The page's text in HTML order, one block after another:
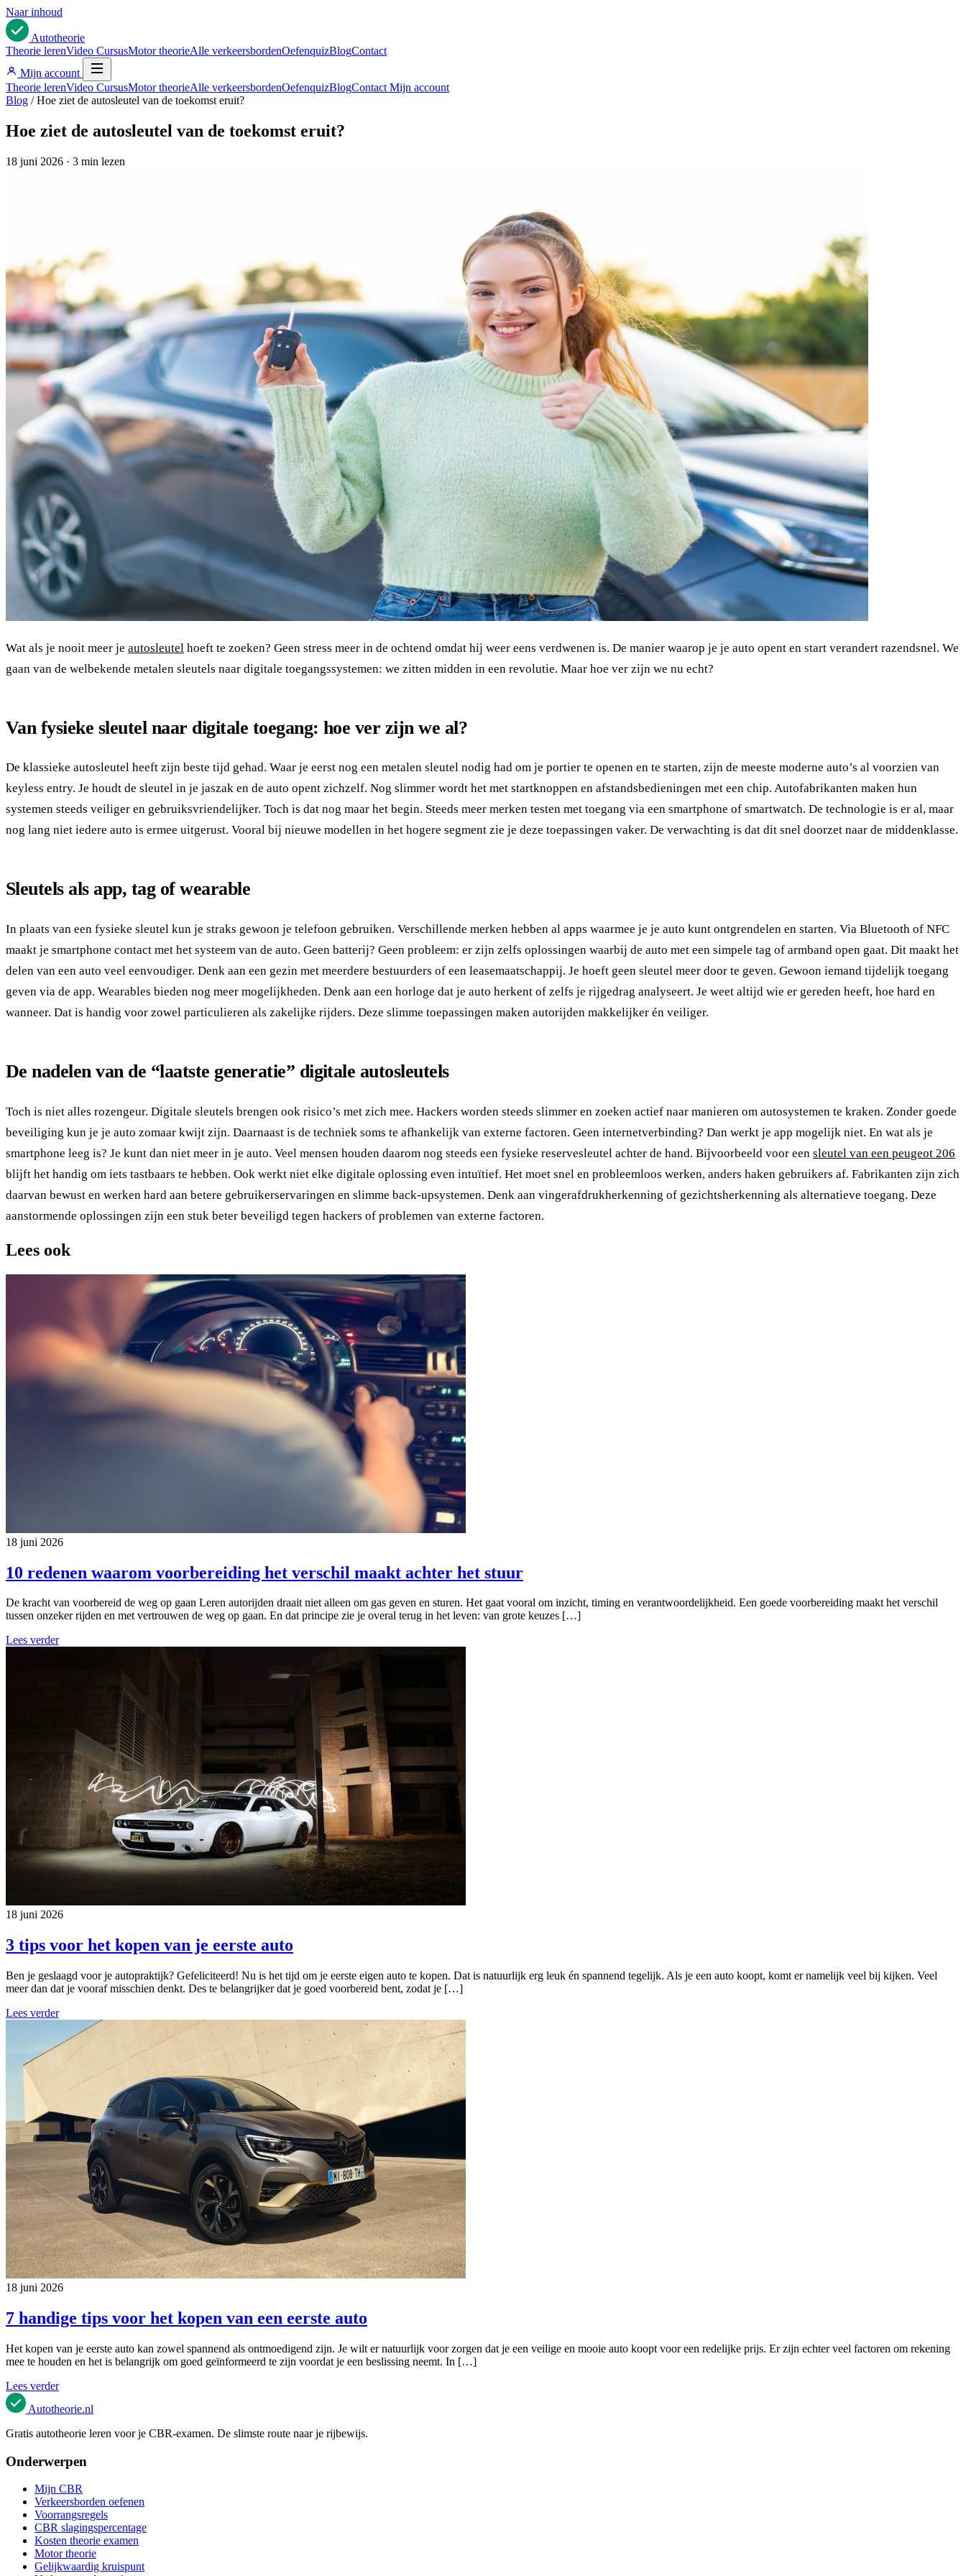
Naar inhoud
Autotheorie
Theorie lerenVideo CursusMotor theorieAlle verkeersbordenOefenquizBlogContact
Mijn account
Theorie lerenVideo CursusMotor theorieAlle verkeersbordenOefenquizBlogContact Mijn account
Blog / Hoe ziet de autosleutel van de toekomst eruit?
Hoe ziet de autosleutel van de toekomst eruit?
18 juni 2026 · 3 min lezen
Wat als je nooit meer je autosleutel hoeft te zoeken? Geen stress meer in de ochtend omdat hij weer eens verdwenen is. De manier waarop je je auto opent en start verandert razendsnel. We
gaan van de welbekende metalen sleutels naar digitale toegangssystemen: we zitten midden in een revolutie. Maar hoe ver zijn we nu echt?
Van fysieke sleutel naar digitale toegang: hoe ver zijn we al?
De klassieke autosleutel heeft zijn beste tijd gehad. Waar je eerst nog een metalen sleutel nodig had om je portier te openen en te starten, zijn de meeste moderne auto’s al voorzien van
keyless entry. Je houdt de sleutel in je jaszak en de auto opent zichzelf. Nog slimmer wordt het met startknoppen en afstandsbedieningen met een chip. Autofabrikanten maken hun
systemen steeds veiliger en gebruiksvriendelijker. Toch is dat nog maar het begin. Steeds meer merken testen met toegang via een smartphone of smartwatch. De technologie is er al, maar
nog lang niet iedere auto is ermee uitgerust. Vooral bij nieuwe modellen in het hogere segment zie je deze toepassingen vaker. De verwachting is dat dit snel doorzet naar de middenklasse.
Sleutels als app, tag of wearable
In plaats van een fysieke sleutel kun je straks gewoon je telefoon gebruiken. Verschillende merken hebben al apps waarmee je je auto kunt ontgrendelen en starten. Via Bluetooth of NFC
maakt je smartphone contact met het systeem van de auto. Geen batterij? Geen probleem: er zijn zelfs oplossingen waarbij de auto met een simpele tag of armband open gaat. Dit maakt het
delen van een auto veel eenvoudiger. Denk aan een gezin met meerdere bestuurders of een leasemaatschappij. Je hoeft geen sleutel meer door te geven. Gewoon iemand tijdelijk toegang
geven via de app. Wearables bieden nog meer mogelijkheden. Denk aan een horloge dat je auto herkent of zelfs je rijgedrag analyseert. Je weet altijd wie er gereden heeft, hoe hard en
wanneer. Dat is handig voor zowel particulieren als zakelijke rijders. Deze slimme toepassingen maken autorijden makkelijker én veiliger.
De nadelen van de “laatste generatie” digitale autosleutels
Toch is niet alles rozengeur. Digitale sleutels brengen ook risico’s met zich mee. Hackers worden steeds slimmer en zoeken actief naar manieren om autosystemen te kraken. Zonder goede
beveiliging kun je je auto zomaar kwijt zijn. Daarnaast is de techniek soms te afhankelijk van externe factoren. Geen internetverbinding? Dan werkt je app mogelijk niet. En wat als je
smartphone leeg is? Je kunt dan niet meer in je auto. Veel mensen houden daarom nog steeds een fysieke reservesleutel achter de hand. Bijvoorbeeld voor een sleutel van een peugeot 206
blijft het handig om iets tastbaars te hebben. Ook werkt niet elke digitale oplossing even intuïtief. Het moet snel en probleemloos werken, anders haken gebruikers af. Fabrikanten zijn zich
daarvan bewust en werken hard aan betere gebruikerservaringen en slimme back-upsystemen. Denk aan vingerafdrukherkenning of gezichtsherkenning als alternatieve toegang. Deze
aanstormende oplossingen zijn een stuk beter beveiligd tegen hackers of problemen van externe factoren.
Lees ook
18 juni 2026
10 redenen waarom voorbereiding het verschil maakt achter het stuur
De kracht van voorbereid de weg op gaan Leren autorijden draait niet alleen om gas geven en sturen. Het gaat vooral om inzicht, timing en verantwoordelijkheid. Een goede voorbereiding maakt het verschil
tussen onzeker rijden en met vertrouwen de weg op gaan. En dat principe zie je overal terug in het leven: van grote keuzes […]
Lees verder
18 juni 2026
3 tips voor het kopen van je eerste auto
Ben je geslaagd voor je autopraktijk? Gefeliciteerd! Nu is het tijd om je eerste eigen auto te kopen. Dat is natuurlijk erg leuk én spannend tegelijk. Als je een auto koopt, komt er namelijk veel bij kijken. Veel
meer dan dat je vooraf misschien denkt. Des te belangrijker dat je goed voorbereid bent, zodat je […]
Lees verder
18 juni 2026
7 handige tips voor het kopen van een eerste auto
Het kopen van je eerste auto kan zowel spannend als ontmoedigend zijn. Je wilt er natuurlijk voor zorgen dat je een veilige en mooie auto koopt voor een redelijke prijs. Er zijn echter veel factoren om rekening
mee te houden en het is belangrijk om goed geïnformeerd te zijn voordat je een beslissing neemt. In […]
Lees verder
Autotheorie.nl
Gratis autotheorie leren voor je CBR-examen. De slimste route naar je rijbewijs.
Onderwerpen
Mijn CBR
Verkeersborden oefenen
Voorrangsregels
CBR slagingspercentage
Kosten theorie examen
Motor theorie
Gelijkwaardig kruispunt